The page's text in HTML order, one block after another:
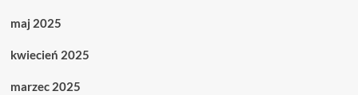
maj 2025
kwiecień 2025
marzec 2025